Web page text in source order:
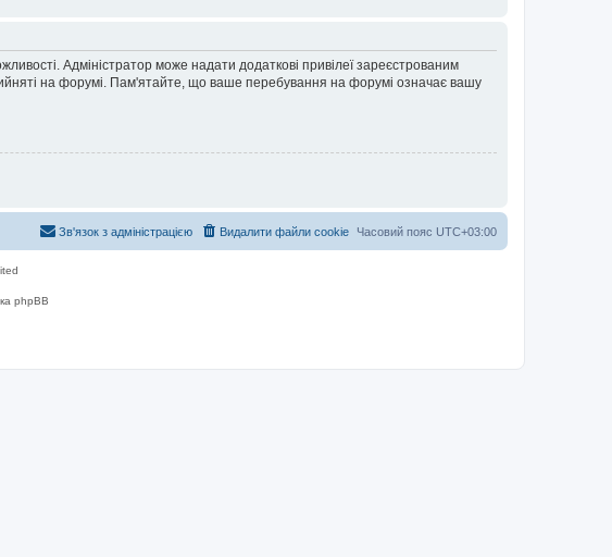
Адміністратор може надати додаткові привілеї зареєстрованим
на форумі. Пам'ятайте, що ваше перебування на форумі означає вашу
Часовий пояс UTC+03:00
Видалити файли cookie
Зв'язок з адміністрацією
phpBB